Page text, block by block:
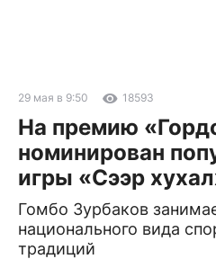
29 мая в 9:50 18593
На премию
номинирован
игры «Сээр
Гомбо Зурбаков
национального вида
традиций